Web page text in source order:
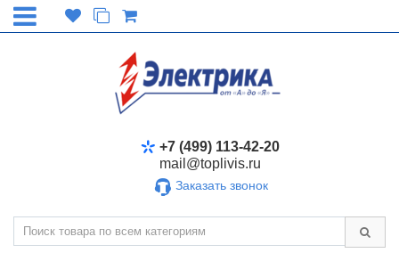
+7 (499) 113-42-20
mail@toplivis.ru
Заказать звонок